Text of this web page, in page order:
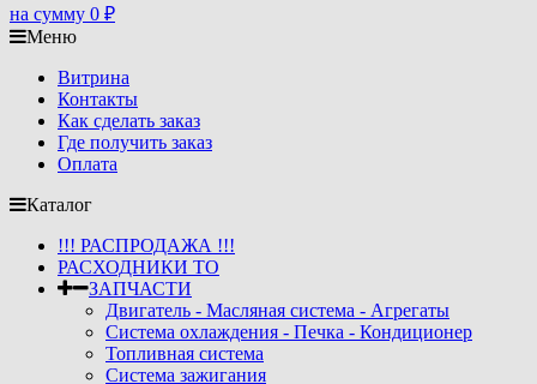
на сумму 0 ₽
Меню
Витрина
Контакты
Как сделать заказ
Где получить заказ
Оплата
Каталог
!!! РАСПРОДАЖА !!!
РАСХОДНИКИ ТО
ЗАПЧАСТИ
Двигатель - Масляная система - Агрегаты
Система охлаждения - Печка - Кондиционер
Топливная система
Система зажигания